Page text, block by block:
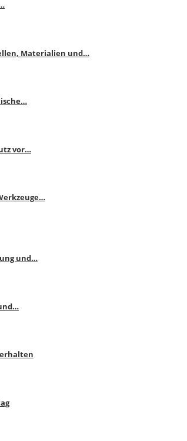
Materialien und…
vor…
und…